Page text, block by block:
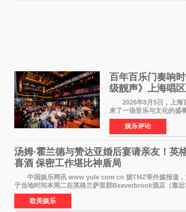
百年百乐门奏响
级靓声》上海唱
2026年8月5日，上海
来了一场音乐与文化的
国励志音乐公益节目上海
仪式在此隆重举行。各界
齐聚一堂，共同
娱乐评论
汤姆·霍兰德与赞达亚婚后宴请亲友！英
喜酒 保密工作堪比神盾局
中国娱乐网讯 www yule com cn 据TMZ等外媒报道，
于当地时间本周二在英格兰萨里郡Beaverbrook酒店（靠
顿）举办婚宴，邀请家人与朋友们喝喜酒，庆祝
欧美娱乐